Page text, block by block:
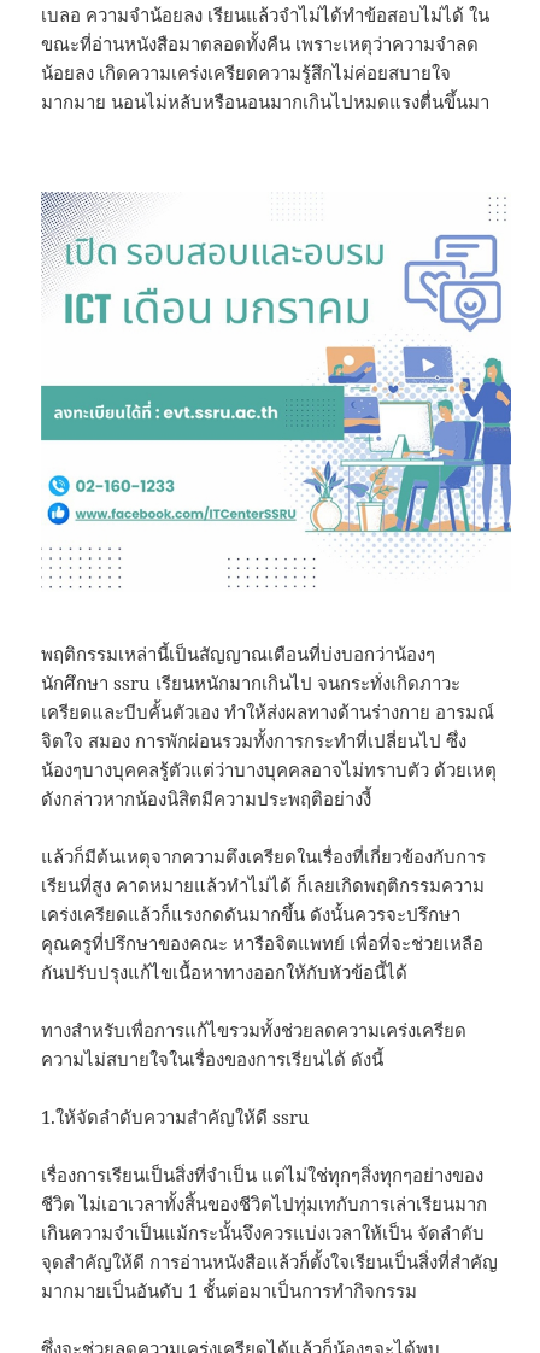
เบลอ ความจำน้อยลง เรียนแล้วจำไม่ได้ทำข้อสอบไม่ได้ ใน
ขณะที่อ่านหนังสือมาตลอดทั้งคืน เพราะเหตุว่าความจำลด
น้อยลง เกิดความเคร่งเครียดความรู้สึกไม่ค่อยสบายใจ
มากมาย นอนไม่หลับหรือนอนมากเกินไปหมดแรงตื่นขึ้นมา
พฤติกรรมเหล่านี้เป็นสัญญาณเตือนที่บ่งบอกว่าน้องๆ
นักศึกษา ssru เรียนหนักมากเกินไป จนกระทั่งเกิดภาวะ
เครียดและบีบคั้นตัวเอง ทำให้ส่งผลทางด้านร่างกาย อารมณ์
จิตใจ สมอง การพักผ่อนรวมทั้งการกระทำที่เปลี่ยนไป ซึ่ง
น้องๆบางบุคคลรู้ตัวแต่ว่าบางบุคคลอาจไม่ทราบตัว ด้วยเหตุ
ดังกล่าวหากน้องนิสิตมีความประพฤติอย่างงี้
แล้วก็มีต้นเหตุจากความตึงเครียดในเรื่องที่เกี่ยวข้องกับการ
เรียนที่สูง คาดหมายแล้วทำไม่ได้ ก็เลยเกิดพฤติกรรมความ
เคร่งเครียดแล้วก็แรงกดดันมากขึ้น ดังนั้นควรจะปรึกษา
คุณครูที่ปรึกษาของคณะ หารือจิตแพทย์ เพื่อที่จะช่วยเหลือ
กันปรับปรุงแก้ไขเนื้อหาทางออกให้กับหัวข้อนี้ได้
ทางสำหรับเพื่อการแก้ไขรวมทั้งช่วยลดความเคร่งเครียด
ความไม่สบายใจในเรื่องของการเรียนได้ ดังนี้
1.ให้จัดลำดับความสำคัญให้ดี ssru
เรื่องการเรียนเป็นสิ่งที่จำเป็น แต่ไม่ใช่ทุกๆสิ่งทุกๆอย่างของ
ชีวิต ไม่เอาเวลาทั้งสิ้นของชีวิตไปทุ่มเทกับการเล่าเรียนมาก
เกินความจำเป็นแม้กระนั้นจึงควรแบ่งเวลาให้เป็น จัดลำดับ
จุดสำคัญให้ดี การอ่านหนังสือแล้วก็ตั้งใจเรียนเป็นสิ่งที่สำคัญ
มากมายเป็นอันดับ 1 ชั้นต่อมาเป็นการทำกิจกรรม
ซึ่งจะช่วยลดความเคร่งเครียดได้แล้วก็น้องๆจะได้พบ